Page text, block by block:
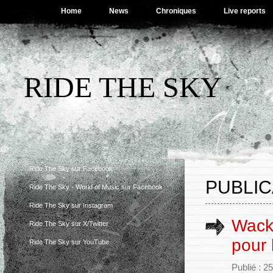
Home News Chroniques Live reports
RIDE THE SKY
Ride The Sky sur Facebook
Ride The Sky - World of Music sur Facebook
Ride The Sky sur Instagram
Ride The Sky sur X/Twitter
Ride The Sky sur YouTube
pour
Publié :